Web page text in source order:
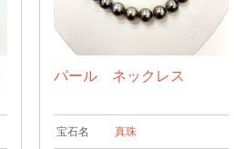
パール ネックレス
宝石名 真珠